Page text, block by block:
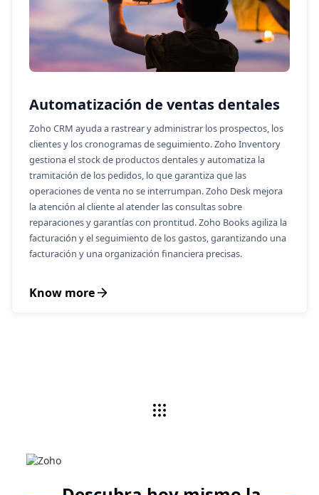
Automatización de ventas dentales
Zoho CRM ayuda a rastrear y administrar los prospectos, los
clientes y los cronogramas de seguimiento. Zoho Inventory
gestiona el stock de productos dentales y automatiza la
tramitación de los pedidos, lo que garantiza que las
operaciones de venta no se interrumpan. Zoho Desk mejora
la atención al cliente al atender las consultas sobre
reparaciones y garantías con prontitud. Zoho Books agiliza la
facturación y el seguimiento de los gastos, garantizando una
facturación y una organización financiera precisas.
Know more